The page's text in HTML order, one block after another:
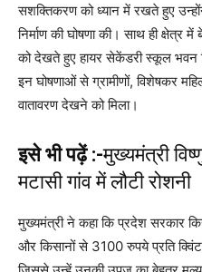
सशक्तिकरण को ध्यान में रखते हुए
निर्माण की घोषणा की। साथ ही
को देखते हुए हायर सेकेंडरी स्कूल भवन
इन घोषणाओं से ग्रामीणों, विशेषकर
वातावरण देखने को मिला।
इसे भी पढ़ें :-मुख्यमंत्री
मटासी गांव में लौटी रोशनी
मुख्यमंत्री ने कहा कि प्रदेश सरकार
और किसानों से 3100 रुपये प्रति